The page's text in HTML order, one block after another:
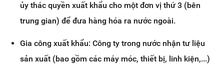
ủy thác quyền xuất khẩu cho một đơn vị thứ 3 (bên
trung gian) để đưa hàng hóa ra nước ngoài.
Gia công xuất khẩu: Công ty trong nước nhận tư liệu
sản xuất (bao gồm các máy móc, thiết bị, linh kiện,...)